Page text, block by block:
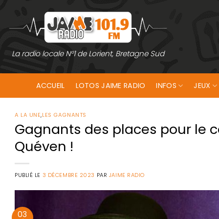
contenu
La radio locale N°1 de Lorient, Bretagne Sud
ACCUEIL LOTOS JAIME RADIO INFOS JEUX
A LA UNE,LES GAGNANTS
Gagnants des places pour le
Quéven !
PUBLIÉ LE 3 DÉCEMBRE 2023 PAR JAIME RADIO
03